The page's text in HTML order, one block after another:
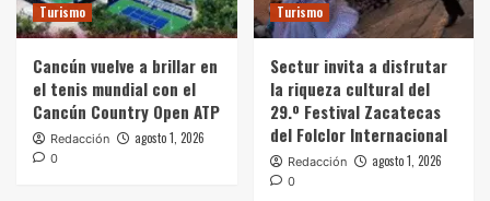
Turismo
Cancún vuelve a brillar en
el tenis mundial con el
Cancún Country Open ATP
Redacción agosto 1, 2026
0
Turismo
Sectur invita a disfrutar
la riqueza cultural del
29.º Festival Zacatecas
del Folclor Internacional
Redacción agosto 1, 2026
0